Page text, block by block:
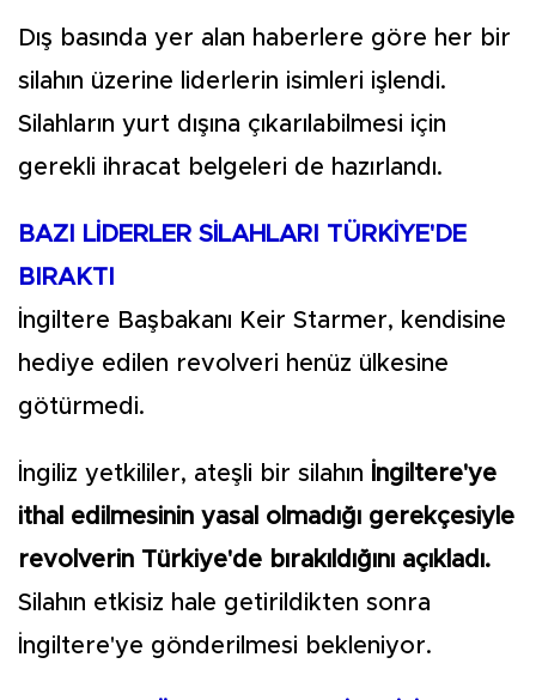
Dış basında yer alan haberlere göre her bir
silahın üzerine liderlerin isimleri işlendi.
Silahların yurt dışına çıkarılabilmesi için
gerekli ihracat belgeleri de hazırlandı.
BAZI LİDERLER SİLAHLARI TÜRKİYE'DE
BIRAKTI
İngiltere Başbakanı Keir Starmer, kendisine
hediye edilen revolveri henüz ülkesine
götürmedi.
İngiliz yetkililer, ateşli bir silahın İngiltere'ye
ithal edilmesinin yasal olmadığı gerekçesiyle
revolverin Türkiye'de bırakıldığını açıkladı.
Silahın etkisiz hale getirildikten sonra
İngiltere'ye gönderilmesi bekleniyor.